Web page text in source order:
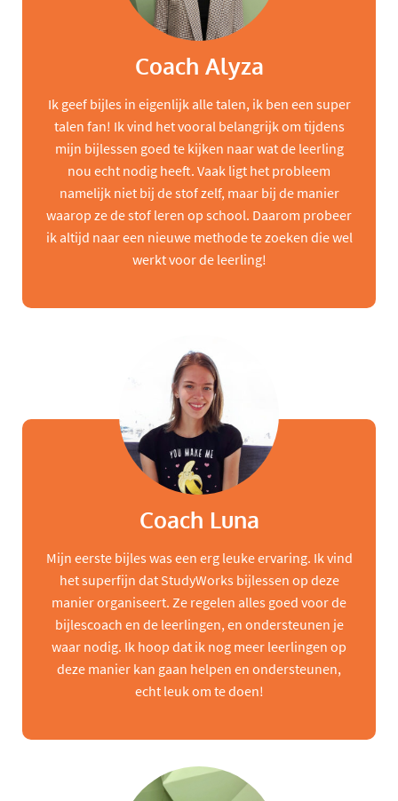
Coach Alyza
Ik geef bijles in eigenlijk alle talen, ik ben een super
talen fan! Ik vind het vooral belangrijk om tijdens
mijn bijlessen goed te kijken naar wat de leerling
nou echt nodig heeft. Vaak ligt het probleem
namelijk niet bij de stof zelf, maar bij de manier
waarop ze de stof leren op school. Daarom probeer
ik altijd naar een nieuwe methode te zoeken die wel
werkt voor de leerling!
Coach Luna
Mijn eerste bijles was een erg leuke ervaring. Ik vind
het superfijn dat StudyWorks bijlessen op deze
manier organiseert. Ze regelen alles goed voor de
bijlescoach en de leerlingen, en ondersteunen je
waar nodig. Ik hoop dat ik nog meer leerlingen op
deze manier kan gaan helpen en ondersteunen,
echt leuk om te doen!